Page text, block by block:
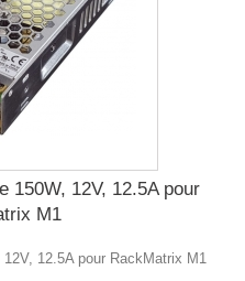
150W, 12V, 12.5A pour
M1
12.5A pour RackMatrix M1